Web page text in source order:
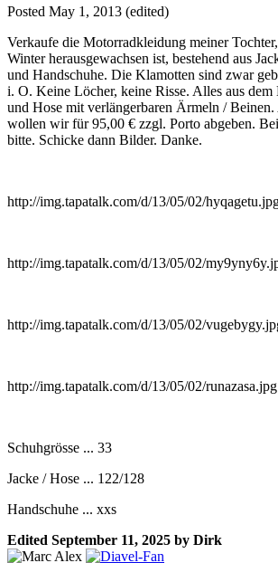
Posted May 1, 2013 (edited)
Verkaufe die Motorradkleidung meiner
Winter herausgewachsen ist, bestehend aus
und Handschuhe. Die Klamotten sind zwar
i. O. Keine Löcher, keine Risse. Alles aus dem
und Hose mit verlängerbaren Ärmeln / Beinen.
wollen wir für 95,00 € zzgl. Porto abgeben.
bitte. Schicke dann Bilder. Danke.
http://img.tapatalk.com/d/13/05/02/
http://img.tapatalk.com/d/13/05/02/
http://img.tapatalk.com/d/13/05/02/
http://img.tapatalk.com/d/13/05/02/runazasa.jpg
Schuhgrösse ... 33
Jacke / Hose ... 122/128
Handschuhe ... xxs
Edited September 11, 2025 by Dirk